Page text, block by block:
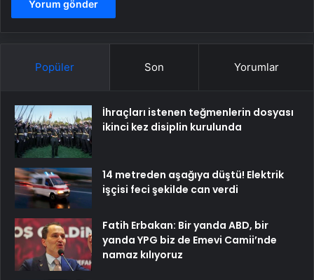
Popüler Son Yorumlar
İhraçları istenen teğmenlerin dosyası
ikinci kez disiplin kurulunda
14 metreden aşağıya düştü! Elektrik
işçisi feci şekilde can verdi
Fatih Erbakan: Bir yanda ABD, bir
yanda YPG biz de Emevi Camii’nde
namaz kılıyoruz